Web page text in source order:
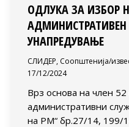
ОДЛУКА ЗА ИЗБОР
УНАПРЕДУВАЊЕ
СЛИДЕР, Соопштенија/
17/12/2024
Врз основа на член
административни
на РМ“ бр.27/14, 199/